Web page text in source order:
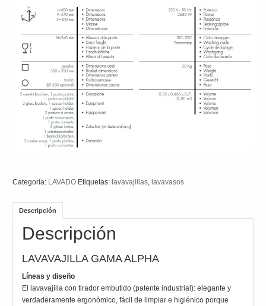
Categoría: LAVADO Etiquetas:lavavajillas,lavavasos
Descripción
Descripción
LAVAVAJILLA GAMA ALPHA
Líneas y diseño
El lavavajilla con tirador embutido (patente industrial): elegante y
verdaderamente ergonómico, fácil de limpiar e higiénico porque